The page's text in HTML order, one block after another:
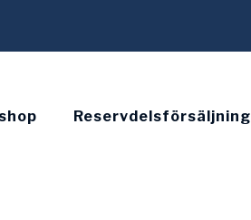
Reservdelsförsäljning